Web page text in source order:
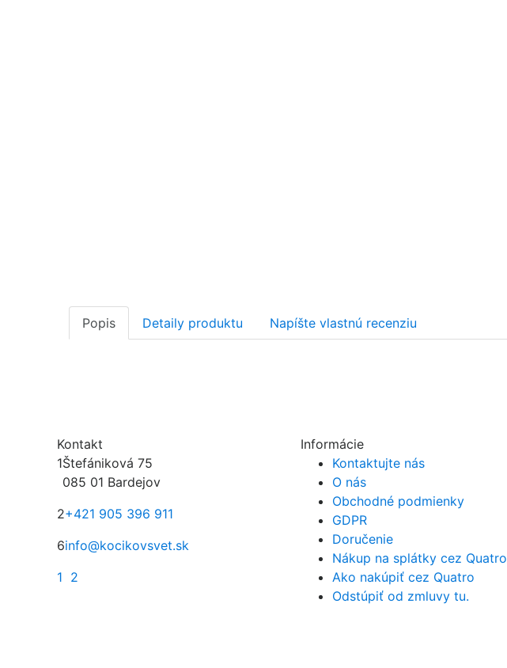
Popis Detaily produktu Napíšte vlastnú recenziu
Kontakt
1Štefániková 75
085 01 Bardejov
2+421 905 396 911
6info@kocikovsvet.sk
1 2
Informácie
Kontaktujte nás
O nás
Obchodné podmienky
GDPR
Doručenie
Nákup na splátky cez Quatro
Ako nakúpiť cez Quatro
Odstúpiť od zmluvy tu.